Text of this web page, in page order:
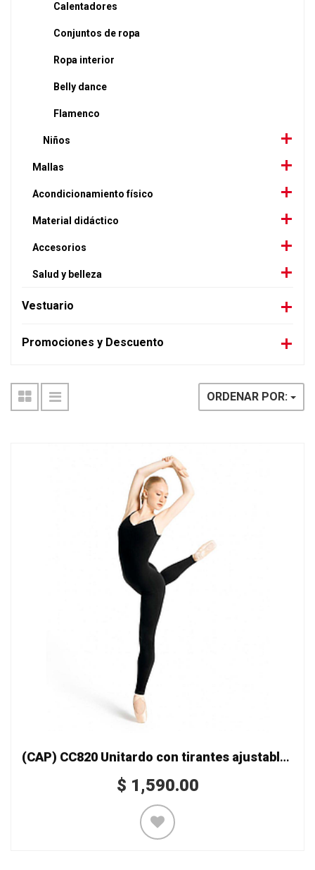
Calentadores
Conjuntos de ropa
Ropa interior
Belly dance
Flamenco
Niños
Mallas
Acondicionamiento físico
Material didáctico
Accesorios
Salud y belleza
Vestuario
Promociones y Descuento
ORDENAR POR:
(CAP) CC820 Unitardo con tirantes ajustables
$ 1,590.00